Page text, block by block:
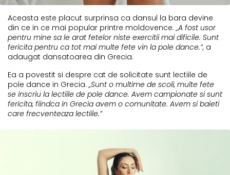
Aceasta este placut surprinsa ca dansul la bara devine
din ce in ce mai popular printre moldovence. „A fost usor
pentru mine sa le arat fetelor niste exercitii mai dificile. Sunt
fericita pentru ca tot mai multe fete vin la pole dance.”, a
adaugat dansatoarea din Grecia.
Ea a povestit si despre cat de solicitate sunt lectiile de
pole dance in Grecia. „Sunt o multime de scoli, multe fete
se inscriu la lectiile de pole dance. Avem campionate si sunt
fericita, fiindca in Grecia avem o comunitate. Avem si baieti
care frecventeaza lectiile.”